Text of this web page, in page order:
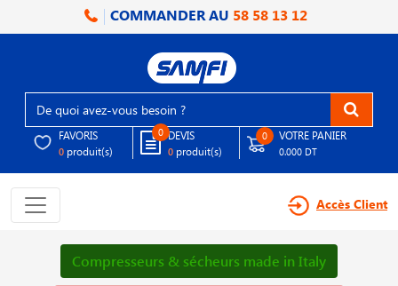
COMMANDER AU 58 58 13 12
FAVORIS
0 produit(s)
0 DEVIS
0 produit(s)
0 VOTRE PANIER
0.000 DT
Accès Client
Compresseurs & sécheurs made in Italy